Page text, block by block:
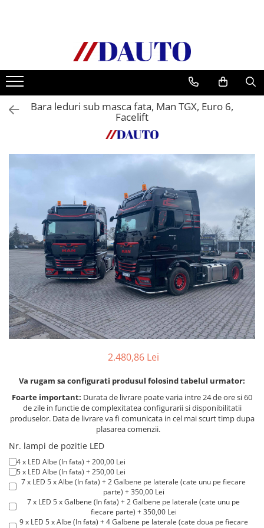
Bullbare, Suporti lumini camioane
Accesorii inox
DAF
CF Euro 6
Iveco
MAN
TGL
TGS
TGX
Mercedes Actros
Mercedes Actros MP2
Mercedes Actros MP6
Mercedes Arocs
RENAULT
Premium
T Line
Scania
Scania R S G P Next Generation
Bara leduri sub masca fata, Man TGX, Euro 6,
Facelift
2.480,86 Lei
Va rugam sa configurati produsul folosind tabelul urmator:
Foarte important: Durata de livrare poate varia intre 24 de ore si 60
de zile in functie de complexitatea configurarii si disponibilitatii
produselor. Data de livrare va fi comunicata in cel mai scurt timp dupa
plasarea comenzii.
Nr. lampi de pozitie LED
4 x LED Albe (In fata) + 200,00 Lei
5 x LED Albe (In fata) + 250,00 Lei
7 x LED 5 x Albe (In fata) + 2 Galbene pe laterale (cate unu pe fiecare
parte) + 350,00 Lei
7 x LED 5 x Galbene (In fata) + 2 Galbene pe laterale (cate unu pe
fiecare parte) + 350,00 Lei
9 x LED 5 x Albe (In fata) + 4 Galbene pe laterale (cate doua pe fiecare